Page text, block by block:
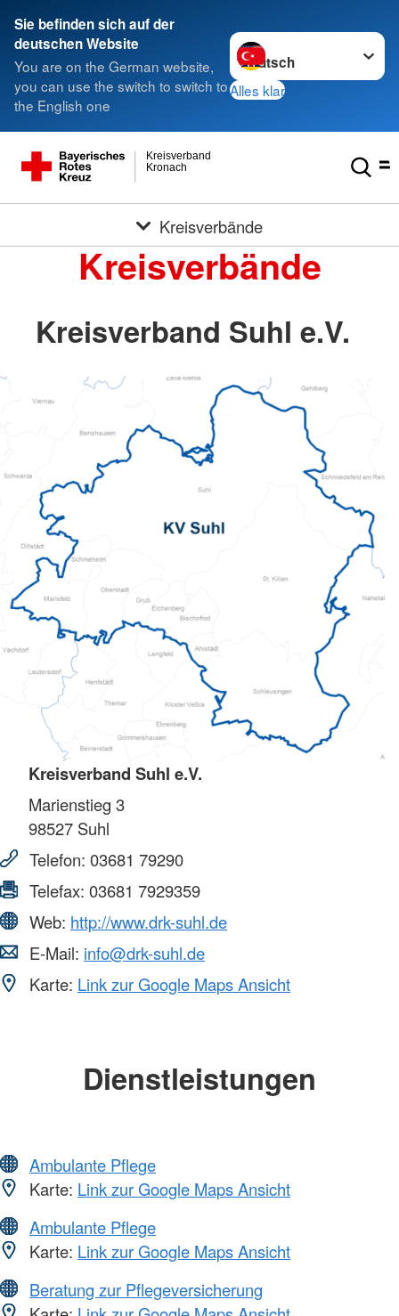
Sie befinden sich auf der
deutschen Website
You are on the German website,
you can use the switch to switch to
the English one
Sprache wechseln zu
Alles klar
Kronach
Kreisverband
Kreisverbände
Kreisverbände
Kreisverband Suhl e.V.
Kreisverband Suhl e.V.
Marienstieg 3
98527 Suhl
Telefon: 03681 79290
Telefax: 03681 7929359
Web: http://www.drk-suhl.de
E-Mail: info@drk-suhl.de
Karte: Link zur Google Maps Ansicht
Dienstleistungen
Ambulante Pflege
Karte: Link zur Google Maps Ansicht
Ambulante Pflege
Karte: Link zur Google Maps Ansicht
Beratung zur Pflegeversicherung